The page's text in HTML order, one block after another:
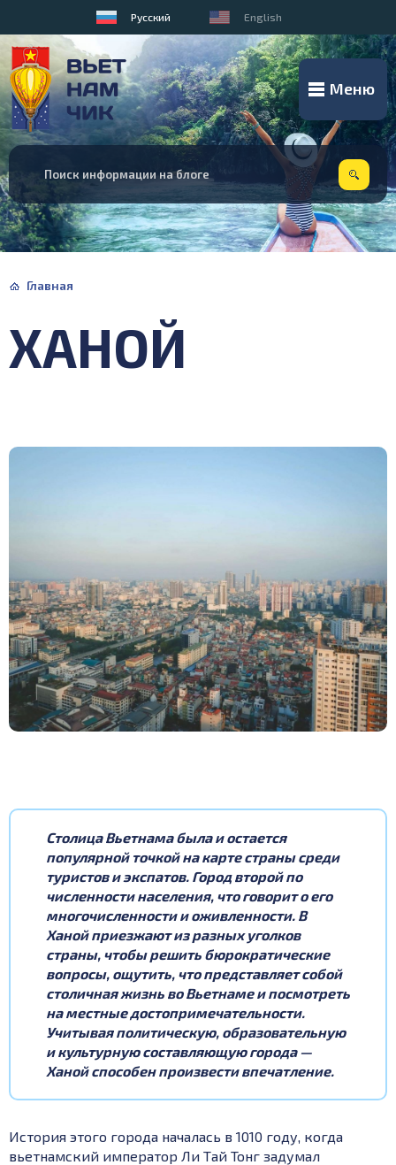
Русский English
Меню
Главная
ХАНОЙ
Столица Вьетнама была и остается
популярной точкой на карте страны среди
туристов и экспатов. Город второй по
численности населения, что говорит о его
многочисленности и оживленности. В
Ханой приезжают из разных уголков
страны, чтобы решить бюрократические
вопросы, ощутить, что представляет собой
столичная жизнь во Вьетнаме и посмотреть
на местные достопримечательности.
Учитывая политическую, образовательную
и культурную составляющую города —
Ханой способен произвести впечатление.
История этого города началась в 1010 году, когда
вьетнамский император Ли Тай Тонг задумал